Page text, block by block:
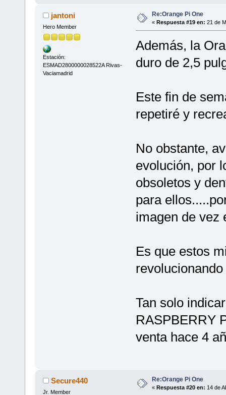
jantoni
Hero Member
Estación:
ESMAD2800000028522A Rivas-
Vaciamadrid
Re:Orange Pi One
« Respuesta #19 en: 21 de
Además, la
duro de 2,5
Este fin de
repetiré y
No obstante,
evolución, por
obsoletos y
para
imagen de vez
Es que estos
Tan solo
RASPBERRY
venta hace 4
Secure440
Jr. Member
Re:Orange Pi One
« Respuesta #20 en: 14 de